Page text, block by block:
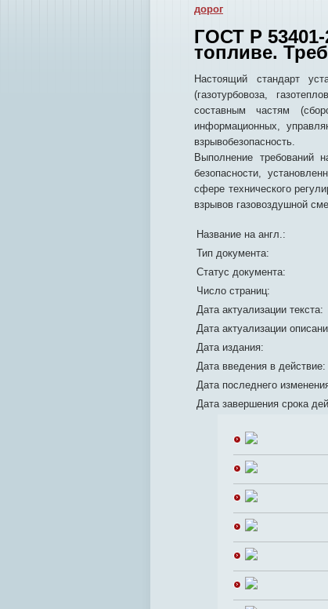
дорог
ГОСТ Р
топливе.
Настоящий стандарт
(газотурбовоза,
составным частям
информационных,
взрывобезопасность.
Выполнение требований
безопасности,
сфере технического
взрывов газовоздушной
Название на англ.:
Тип документа:
Статус документа:
Число страниц:
Дата актуализации текста:
Дата актуализации
Дата издания:
Дата введения в действие:
Дата последнего
Дата завершения срока